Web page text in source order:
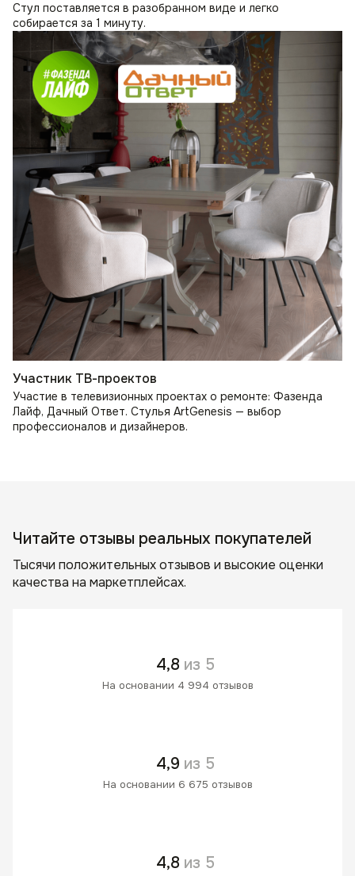
Стул поставляется в разобранном виде и легко
собирается за 1 минуту.
Участник ТВ-проектов
Участие в телевизионных проектах о ремонте: Фазенда
Лайф, Дачный Ответ. Стулья ArtGenesis — выбор
профессионалов и дизайнеров.
Читайте отзывы реальных покупателей
Тысячи положительных отзывов и высокие оценки
качества на маркетплейсах.
4,8 из 5
На основании 4 994 отзывов
4,9 из 5
На основании 6 675 отзывов
4,8 из 5